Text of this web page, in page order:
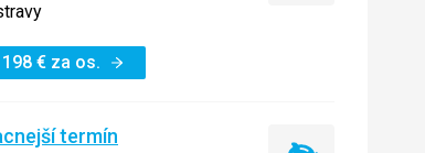
198 € za os.
termín